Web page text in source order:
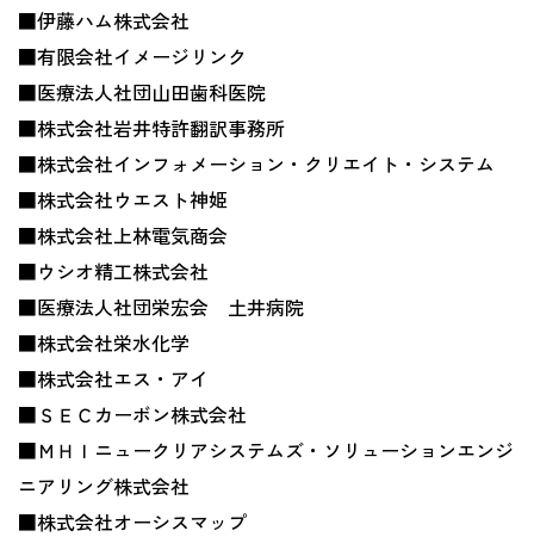
■伊藤ハム株式会社
■有限会社イメージリンク
■医療法人社団山田歯科医院
■株式会社岩井特許翻訳事務所
■株式会社インフォメーション・クリエイト・システム
■株式会社ウエスト神姫
■株式会社上林電気商会
■ウシオ精工株式会社
■医療法人社団栄宏会 土井病院
■株式会社栄水化学
■株式会社エス・アイ
■ＳＥＣカーボン株式会社
■ＭＨＩニュークリアシステムズ・ソリューションエンジ
ニアリング株式会社
■株式会社オーシスマップ